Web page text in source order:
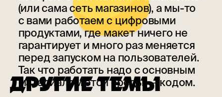
(или сама сеть магазинов), а мы-то
с вами работаем с цифровыми
продуктами, где макет ничего не
гарантирует и много раз меняется
перед запуском на пользователей.
Так что работать надо с основным
материалом этой среды ― кодом.
ДРУГИЕ ТЕМЫ